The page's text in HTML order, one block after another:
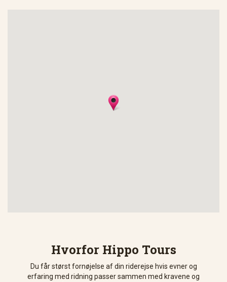
Hvorfor Hippo Tours
Du får størst fornøjelse af din riderejse hvis evner og
erfaring med ridning passer sammen med kravene og